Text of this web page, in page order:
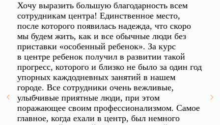
Хочу выразить большую благодарность всем
сотрудникам центра! Единственное место,
после которого появилась надежда, что скоро
мы будем жить, как и все обычные люди без
приставки «особенный ребенок». За курс
в центре ребенок получил в развитии такой
прогресс, которого и близко не было за один год
упорных каждодневных занятий в нашем
городе. Все сотрудники очень вежливые,
улыбчивые приятные люди, при этом
поражающее своим профессионализмом. Самое
главное, когда ехали в центр, был немного